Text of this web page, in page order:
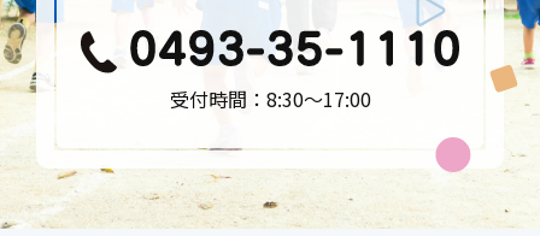
受付時間：8:30〜17:00